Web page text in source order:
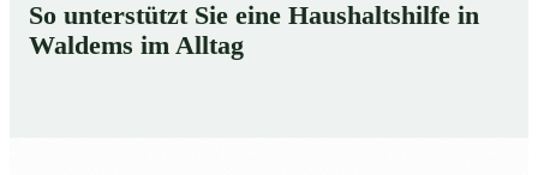
So unterstützt Sie eine Haushaltshilfe in
Waldems im Alltag